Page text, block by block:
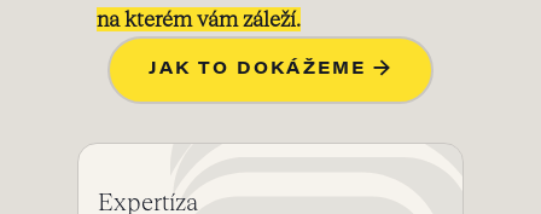
na kterém vám záleží.
JAK TO DOKÁŽEME →
Expertíza